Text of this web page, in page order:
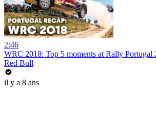
2:46
WRC 2018: Top 5 moments at Rally Portugal
Red Bull
il y a 8 ans